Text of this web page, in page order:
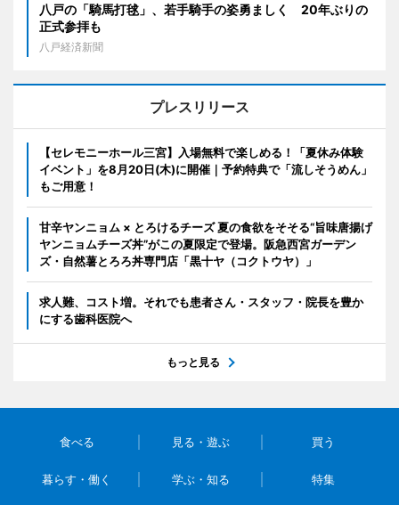
八戸の「騎馬打毬」、若手騎手の姿勇ましく 20年ぶりの
正式参拝も
八戸経済新聞
プレスリリース
【セレモニーホール三宮】入場無料で楽しめる！「夏休み体験
イベント」を8月20日(木)に開催｜予約特典で「流しそうめん」
もご用意！
甘辛ヤンニョム × とろけるチーズ 夏の食欲をそそる“旨味唐揚げ
ヤンニョムチーズ丼”がこの夏限定で登場。阪急西宮ガーデン
ズ・自然薯とろろ丼専門店「黒十ヤ（コクトウヤ）」
求人難、コスト増。それでも患者さん・スタッフ・院長を豊か
にする歯科医院へ
もっと見る
食べる 見る・遊ぶ 買う
暮らす・働く 学ぶ・知る 特集